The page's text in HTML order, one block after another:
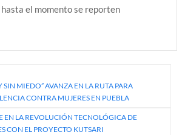
hasta el momento se reporten
SIN MIEDO” AVANZA EN LA RUTA PARA
CONTRA MUJERES EN PUEBLA
EN LA REVOLUCIÓN TECNOLÓGICA DE
CON EL PROYECTO KUTSARI